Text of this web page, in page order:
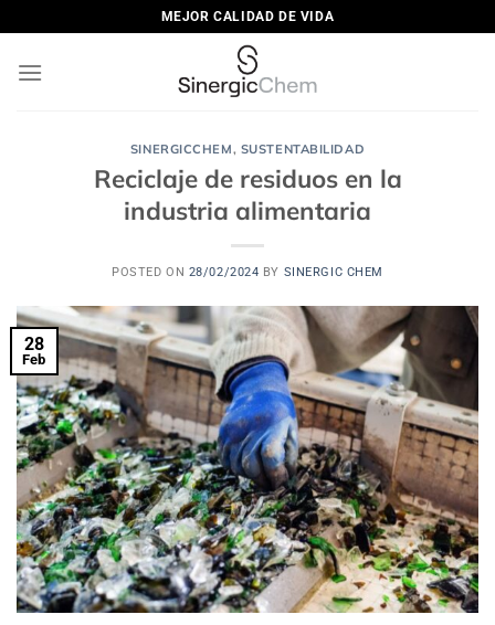
al
contenido
MEJOR CALIDAD DE VIDA
SINERGICCHEM, SUSTENTABILIDAD
Reciclaje de residuos en la
industria alimentaria
POSTED ON 28/02/2024 BY SINERGIC CHEM
28
Feb